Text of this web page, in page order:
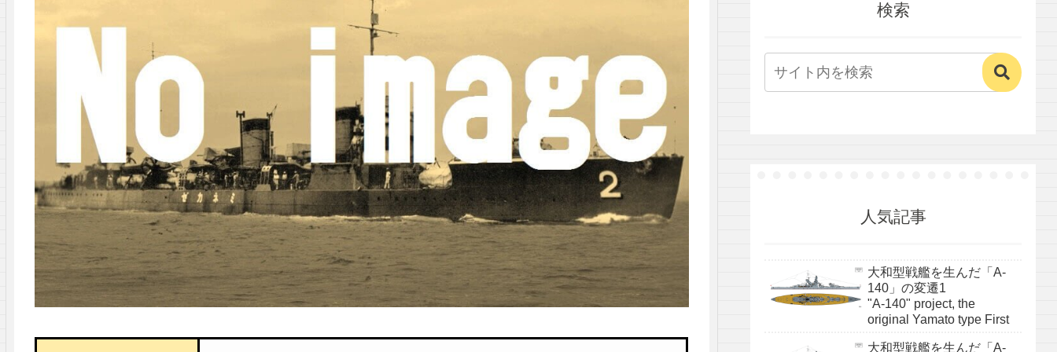
検索
人気記事
大和型戦艦を生んだ「A-
140」の変遷1
"A-140" project, the
original Yamato type First
大和型戦艦を生んだ「A-